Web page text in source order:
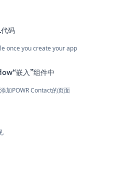
码
once you create your app
嵌入”组件中
加POWR Contact的页面